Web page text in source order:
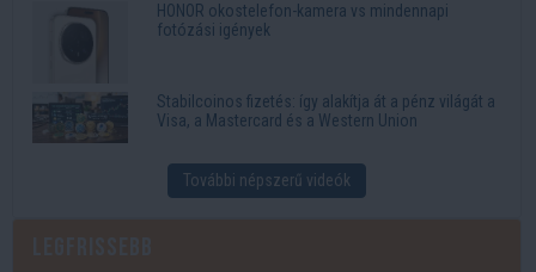
HONOR okostelefon-kamera vs mindennapi
fotózási igények
Stabilcoinos fizetés: így alakítja át a pénz világát a
Visa, a Mastercard és a Western Union
További népszerű videók